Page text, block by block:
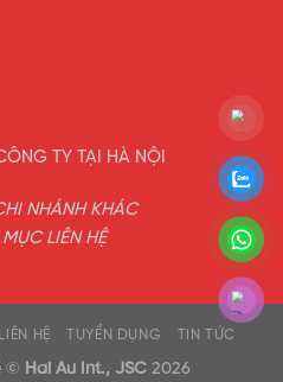
TY TẠI HÀ NỘI
NHÁNH KHÁC
LIÊN HỆ
LIÊN HỆ TUYỂN DỤNG TIN TỨC
© Hai Au Int., JSC2026